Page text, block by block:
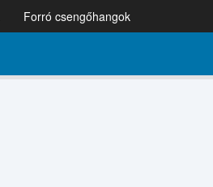
Forró csengőhangok